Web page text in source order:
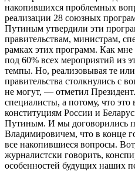
накопившихся проблемных
реализации 28 союзных
Путиным утвердили эти
правительствам, министрам,
рамках этих программ. Как
под 60% всех мероприятий из
темпы. Но, реализовывая те
правительства столкнулись с
не могут, — отметил
специалисты, а потому, что
конституциям России и
Путиным. И мы договорились
Владимировичем, что в конце
все накопившиеся вопросы.
журналистски говорить,
особенностей будущих наших